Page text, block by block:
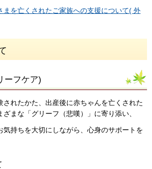
まを亡くされたご家族への支援について( 外
ーフケア)
されたかた、出産後に赤ちゃんを亡くされた
まな「グリーフ（悲嘆）」に寄り添い、
気持ちを大切にしながら、心身のサポートを